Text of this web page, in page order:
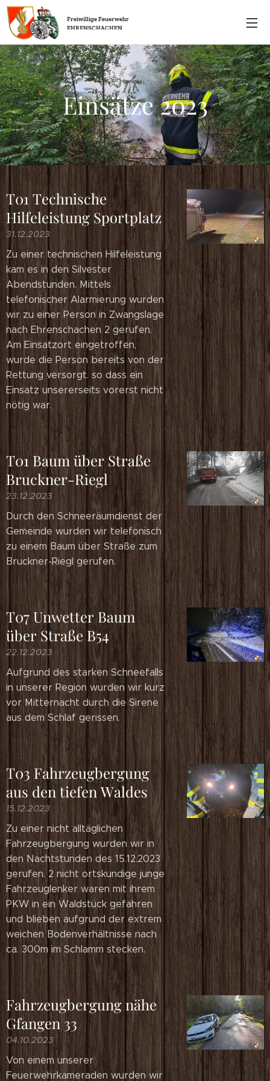
FreiwilligeFeuerwehr
EHRENSCHACHEN
Einsätze 2023
T01 Technische
Hilfeleistung Sportplatz
31.12.2023
Zu einer technischen Hilfeleistung
kam es in den Silvester
Abendstunden. Mittels
telefonischer Alarmierung wurden
wir zu einer Person in Zwangslage
nach Ehrenschachen 2 gerufen.
Am Einsatzort eingetroffen,
wurde die Person bereits von der
Rettung versorgt. so dass ein
Einsatz unsererseits vorerst nicht
nötig war.
T01 Baum über Straße
Bruckner-Riegl
23.12.2023
Durch den Schneeräumdienst der
Gemeinde wurden wir telefonisch
zu einem Baum über Straße zum
Bruckner-Riegl gerufen.
T07 Unwetter Baum
über Straße B54
22.12.2023
Aufgrund des starken Schneefalls
in unserer Region wurden wir kurz
vor Mitternacht durch die Sirene
aus dem Schlaf gerissen.
T03 Fahrzeugbergung
aus den tiefen Waldes
15.12.2023
Zu einer nicht alltäglichen
Fahrzeugbergung wurden wir in
den Nachtstunden des 15.12.2023
gerufen. 2 nicht ortskundige junge
Fahrzeuglenker waren mit ihrem
PKW in ein Waldstück gefahren
und blieben aufgrund der extrem
weichen Bodenverhältnisse nach
ca. 300m im Schlamm stecken.
Fahrzeugbergung nähe
Gfangen 33
04.10.2023
Von einem unserer
Feuerwehrkameraden wurden wir